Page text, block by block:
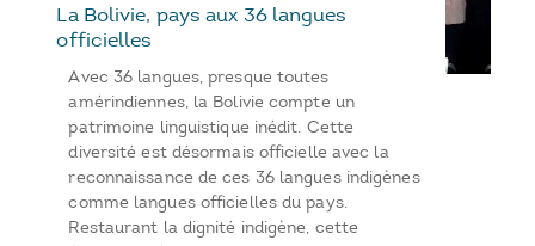
La Bolivie, pays aux 36 langues
officielles
Avec 36 langues, presque toutes
amérindiennes, la Bolivie compte un
patrimoine linguistique inédit. Cette
diversité est désormais officielle avec la
reconnaissance de ces 36 langues indigènes
comme langues officielles du pays.
Restaurant la dignité indigène, cette